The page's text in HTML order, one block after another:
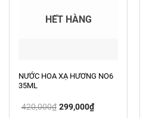
HẾT HÀNG
NƯỚC HOA XẠ HƯƠNG NO6
35ML
420,000₫ Giá
gốc
299,000₫Giá
hiện